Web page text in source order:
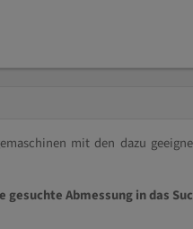
mit den dazu
Abmessung in das